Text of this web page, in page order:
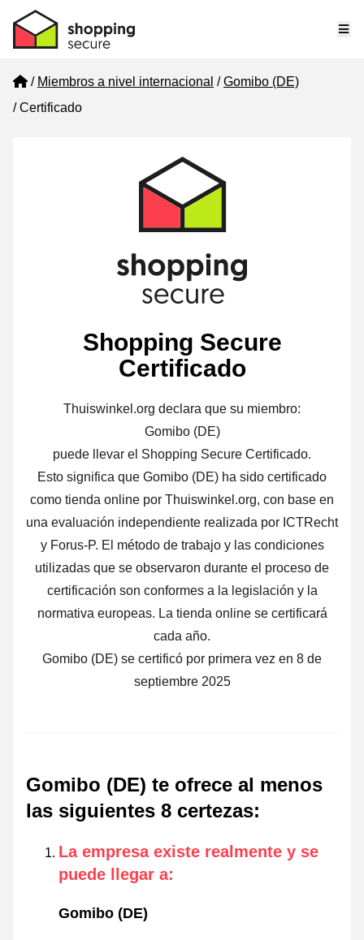
Home
Miembros a nivel internacional
Gomibo (DE)
Certificado
Shopping Secure
Certificado
Thuiswinkel.org declara que su miembro:
Gomibo (DE)
puede llevar el Shopping Secure Certificado.
Esto significa que Gomibo (DE) ha sido certificado
como tienda online por Thuiswinkel.org, con base en
una evaluación independiente realizada por ICTRecht
y Forus-P. El método de trabajo y las condiciones
utilizadas que se observaron durante el proceso de
certificación son conformes a la legislación y la
normativa europeas. La tienda online se certificará
cada año.
Gomibo (DE) se certificó por primera vez en 8 de
septiembre 2025
Gomibo (DE) te ofrece al menos
las siguientes 8 certezas:
La empresa existe realmente y se
puede llegar a:
Gomibo (DE)